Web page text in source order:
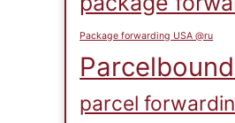
Package forwarding USA @ru
parcel